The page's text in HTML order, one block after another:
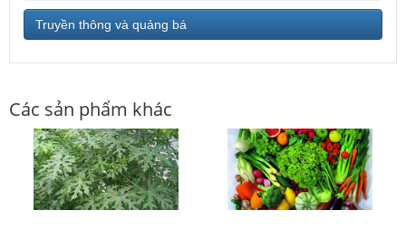
Truyền thông và quảng bá
Các sản phẩm khác